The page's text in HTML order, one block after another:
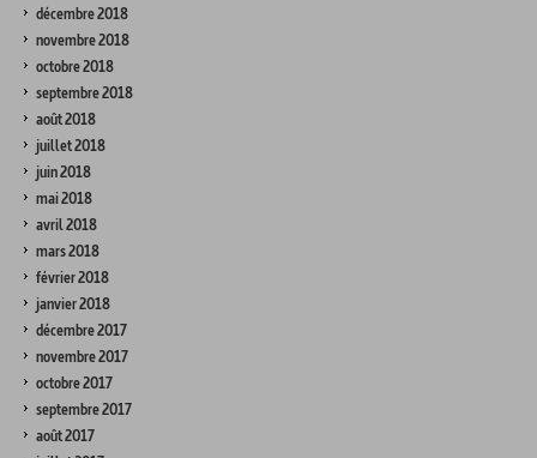
décembre 2018
novembre 2018
octobre 2018
septembre 2018
août 2018
juillet 2018
juin 2018
mai 2018
avril 2018
mars 2018
février 2018
janvier 2018
décembre 2017
novembre 2017
octobre 2017
septembre 2017
août 2017